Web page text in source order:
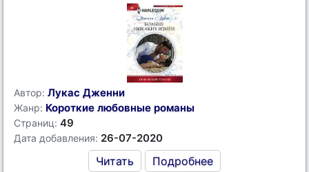
Автор: Лукас Дженни
Жанр: Короткие любовные романы
Страниц: 49
Дата добавления: 26-07-2020
Читать Подробнее